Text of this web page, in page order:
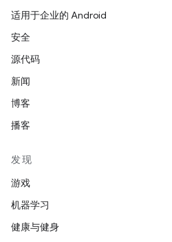
适用于企业的 Android
安全
源代码
新闻
博客
播客
发现
游戏
机器学习
健康与健身